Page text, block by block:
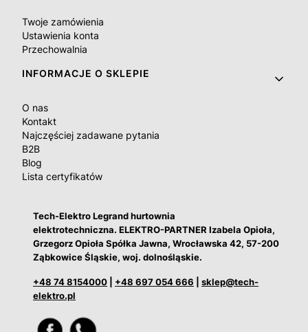
Twoje zamówienia
Ustawienia konta
Przechowalnia
INFORMACJE O SKLEPIE
O nas
Kontakt
Najczęściej zadawane pytania
B2B
Blog
Lista certyfikatów
Tech-Elektro Legrand hurtownia
elektrotechniczna. ELEKTRO-PARTNER Izabela Opioła,
Grzegorz Opioła Spółka Jawna, Wrocławska 42, 57-200
Ząbkowice Śląskie, woj. dolnośląskie.
+48 74 8154000 +48 697 054 666
sklep@tech-
elektro.pl